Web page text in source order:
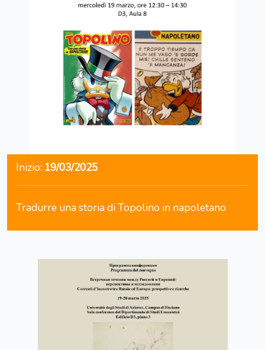
Inizio: 19/03/2025
Tradurre una storia di Topolino in napoletano